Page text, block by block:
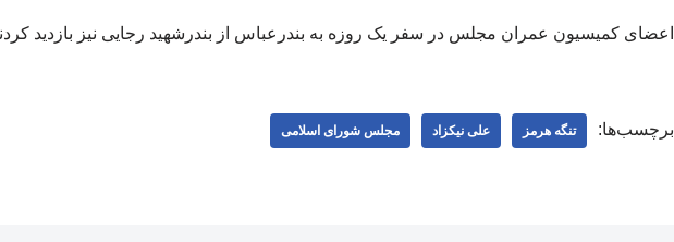
اعضای کمیسیون عمران مجلس در سفر یک روزه به بندرعباس از بندرشهید رجایی نیز بازدید
برچسب‌ها: تنگه هرمز علی نیکزاد مجلس شورای اسلامی